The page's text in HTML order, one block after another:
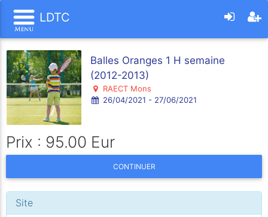
LDTC
Balles Oranges 1 H semaine
(2012-2013)
RAECT Mons
26/04/2021 - 27/06/2021
Prix : 95.00 Eur
CONTINUER
Site